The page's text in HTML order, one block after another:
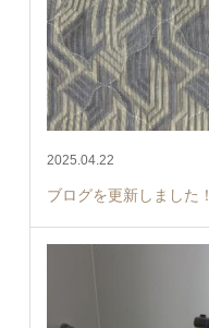
2025.04.22
ブログを更新しました！